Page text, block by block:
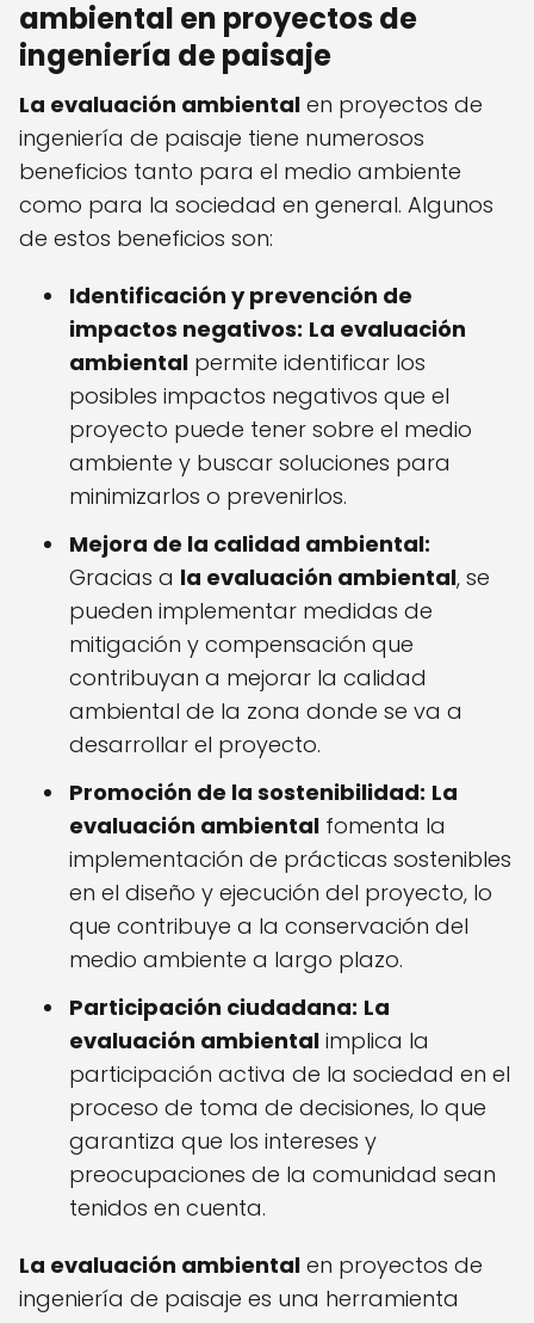
ambiental en proyectos de
ingeniería de paisaje
La evaluación ambiental en proyectos de
ingeniería de paisaje tiene numerosos
beneficios tanto para el medio ambiente
como para la sociedad en general. Algunos
de estos beneficios son:
Identificación y prevención de
impactos negativos: La evaluación
ambiental permite identificar los
posibles impactos negativos que el
proyecto puede tener sobre el medio
ambiente y buscar soluciones para
minimizarlos o prevenirlos.
Mejora de la calidad ambiental:
Gracias a la evaluación ambiental, se
pueden implementar medidas de
mitigación y compensación que
contribuyan a mejorar la calidad
ambiental de la zona donde se va a
desarrollar el proyecto.
Promoción de la sostenibilidad: La
evaluación ambiental fomenta la
implementación de prácticas sostenibles
en el diseño y ejecución del proyecto, lo
que contribuye a la conservación del
medio ambiente a largo plazo.
Participación ciudadana: La
evaluación ambiental implica la
participación activa de la sociedad en el
proceso de toma de decisiones, lo que
garantiza que los intereses y
preocupaciones de la comunidad sean
tenidos en cuenta.
La evaluación ambiental en proyectos de
ingeniería de paisaje es una herramienta